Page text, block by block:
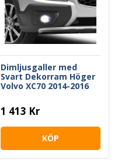
Dimljusgaller med
Svart Dekorram Höger
Volvo XC70 2014-2016
1 413 Kr
KÖP